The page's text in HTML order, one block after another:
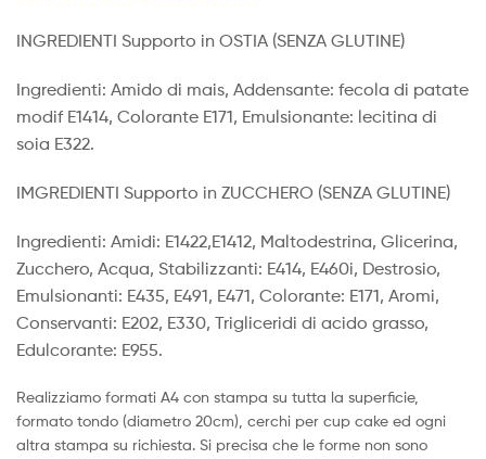
INGREDIENTI Supporto in OSTIA (SENZA GLUTINE)
Ingredienti: Amido di mais, Addensante: fecola di patate
modif E1414, Colorante E171, Emulsionante: lecitina di
soia E322.
IMGREDIENTI Supporto in ZUCCHERO (SENZA GLUTINE)
Ingredienti: Amidi: E1422,E1412, Maltodestrina, Glicerina,
Zucchero, Acqua, Stabilizzanti: E414, E460i, Destrosio,
Emulsionanti: E435, E491, E471, Colorante: E171, Aromi,
Conservanti: E202, E330, Trigliceridi di acido grasso,
Edulcorante: E955.
Realizziamo formati A4 con stampa su tutta la superficie,
formato tondo (diametro 20cm), cerchi per cup cake ed ogni
altra stampa su richiesta. Si precisa che le forme non sono